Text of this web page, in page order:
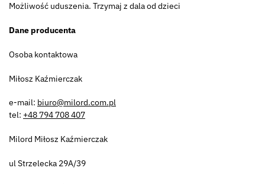
Możliwość uduszenia. Trzymaj z dala od dzieci
Dane producenta
Osoba kontaktowa
Miłosz Kaźmierczak
e-mail: biuro@milord.com.pl
tel: +48 794 708 407
Milord Miłosz Kaźmierczak
ul Strzelecka 29A/39